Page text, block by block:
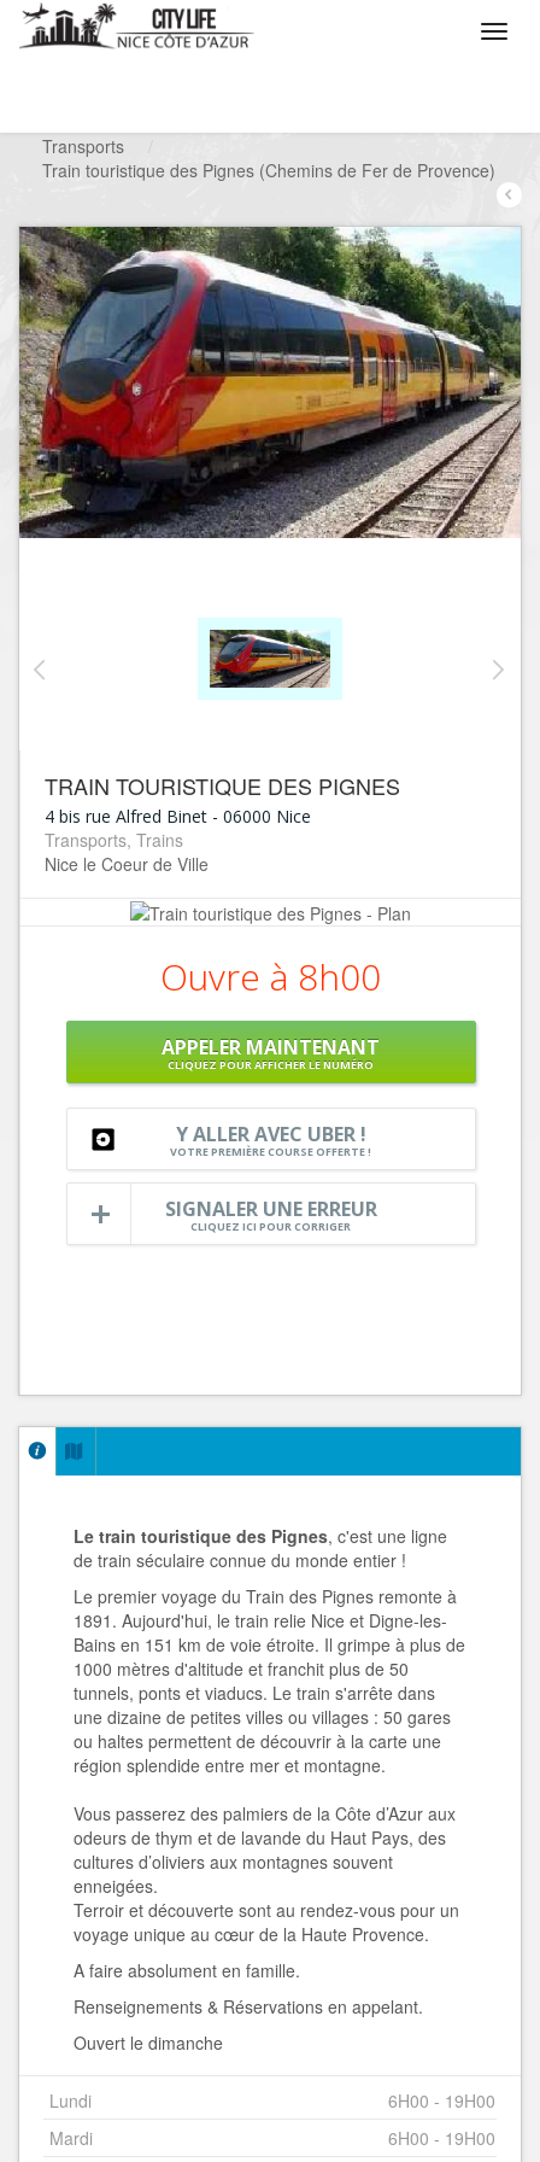
Transports
Train touristique des Pignes (Chemins de Fer de Provence)
TRAIN TOURISTIQUE DES PIGNES
4 bis rue Alfred Binet - 06000 Nice
Transports, Trains
Nice le Coeur de Ville
Ouvre à 8h00
APPELER MAINTENANT
CLIQUEZ POUR AFFICHER LE NUMÉRO
Y ALLER AVEC UBER !
VOTRE PREMIÈRE COURSE OFFERTE !
SIGNALER UNE ERREUR
CLIQUEZ ICI POUR CORRIGER
Le train touristique des Pignes, c'est une ligne
de train séculaire connue du monde entier !
Le premier voyage du Train des Pignes remonte à
1891. Aujourd'hui, le train relie Nice et Digne-les-
Bains en 151 km de voie étroite. Il grimpe à plus de
1000 mètres d'altitude et franchit plus de 50
tunnels, ponts et viaducs. Le train s'arrête dans
une dizaine de petites villes ou villages : 50 gares
ou haltes permettent de découvrir à la carte une
région splendide entre mer et montagne.
Vous passerez des palmiers de la Côte d’Azur aux
odeurs de thym et de lavande du Haut Pays, des
cultures d’oliviers aux montagnes souvent
enneigées.
Terroir et découverte sont au rendez-vous pour un
voyage unique au cœur de la Haute Provence.
A faire absolument en famille.
Renseignements & Réservations en appelant.
Ouvert le dimanche
Lundi
6H00 - 19H00
Mardi
6H00 - 19H00